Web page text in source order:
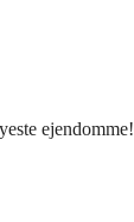
ejendomme!